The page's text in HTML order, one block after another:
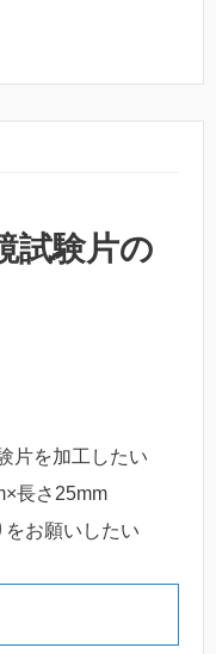
試験片の
片を加工したい
長さ25mm
お願いしたい